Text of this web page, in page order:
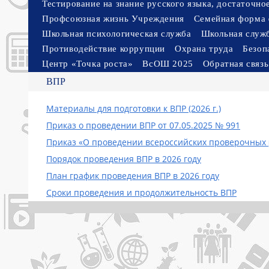
Тестирование на знание русского языка,
Профсоюзная жизнь Учреждения
Семейная форма
Школьная психологическая служба
Школьная
Противодействие коррупции
Охрана труда
Центр «Точка роста»
ВсОШ 2025 Обратная связь
ВПР
Материалы для подготовки к ВПР (2026 г.)
Приказ о проведении ВПР от 07.05.2025 № 991
Приказ «О проведении всероссийских
Порядок проведения ВПР в 2026 году
План график проведения ВПР в 2026 году
Cроки проведения и продолжительность ВПР